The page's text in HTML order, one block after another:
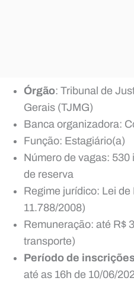
Órgão: Tribunal de
Gerais (TJMG)
Banca organizadora:
Função: Estagiário(a)
Número de vagas:
de reserva
Regime jurídico: Lei de
11.788/2008)
Remuneração: até R$
transporte)
Período de
até as 16h de 10/06/